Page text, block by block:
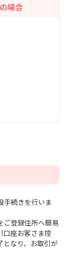
場合
手続きを行いま
ご登録住所へ簡易
口座お客さま控
となり、お取引が